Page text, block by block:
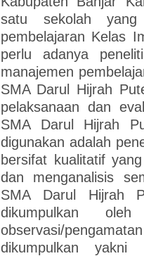
satu sekolah yang
pembelajaran Kelas
perlu adanya
manajemen
SMA Darul Hijrah
pelaksanaan dan
SMA Darul Hijrah
digunakan adalah
bersifat kualitatif
dan menganalisis
SMA Darul Hijrah
dikumpulkan
observasi/
dikumpulkan yakni